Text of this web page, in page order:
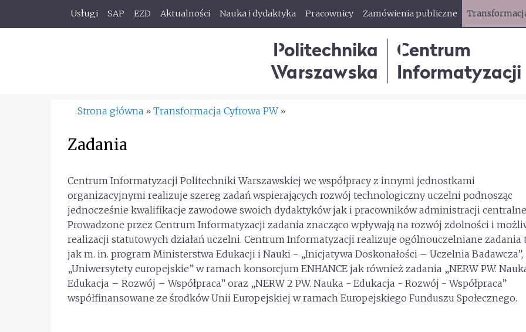
Usługi SAP EZD Aktualności Nauka i dydaktyka Pracownicy Zamówienia publiczne
Politechnika
Warszawska
Centrum
Informatyzacji
Strona główna » Transformacja Cyfrowa PW »
Zadania
Centrum Informatyzacji Politechniki Warszawskiej we współpracy z innymi jednostkami
organizacyjnymi realizuje szereg zadań wspierających rozwój technologiczny uczelni podnosząc
jednocześnie kwalifikacje zawodowe swoich dydaktyków jak i pracowników administracji
Prowadzone przez Centrum Informatyzacji zadania znacząco wpływają na rozwój zdolności i
realizacji statutowych działań uczelni. Centrum Informatyzacji realizuje ogólnouczelniane zadania
jak m. in. program Ministerstwa Edukacji i Nauki - „Inicjatywa Doskonałości – Uczelnia Badawcza”,
„Uniwersytety europejskie” w ramach konsorcjum ENHANCE jak również zadania „NERW PW.
Edukacja – Rozwój – Współpraca” oraz „NERW 2 PW. Nauka - Edukacja - Rozwój - Współpraca”
współfinansowane ze środków Unii Europejskiej w ramach Europejskiego Funduszu Społecznego.